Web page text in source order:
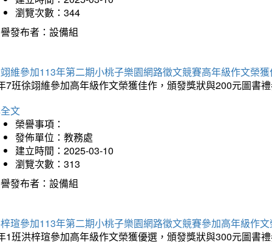
瀏覽次數：344
發布者：設備組
維參加113年第二期小桃子樂園網路徵文競賽高年級作文榮
7班徐翊維參加高年級作文榮獲佳作，頒發獎狀與200元圖書
文
榮譽事項：
發佈單位：教務處
建立時間：2025-03-10
瀏覽次數：313
發布者：設備組
瑄參加113年第二期小桃子樂園網路徵文競賽參加高年級作
1班洪梓瑄參加高年級作文榮獲優選，頒發獎狀與300元圖書